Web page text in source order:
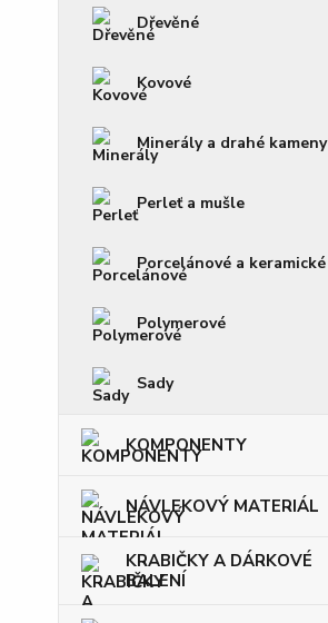
Dřevěné
Kovové
Minerály a drahé kameny
Perleť a mušle
Porcelánové a keramické
Polymerové
Sady
KOMPONENTY
NÁVLEKOVÝ MATERIÁL
KRABIČKY A DÁRKOVÉ
BALENÍ